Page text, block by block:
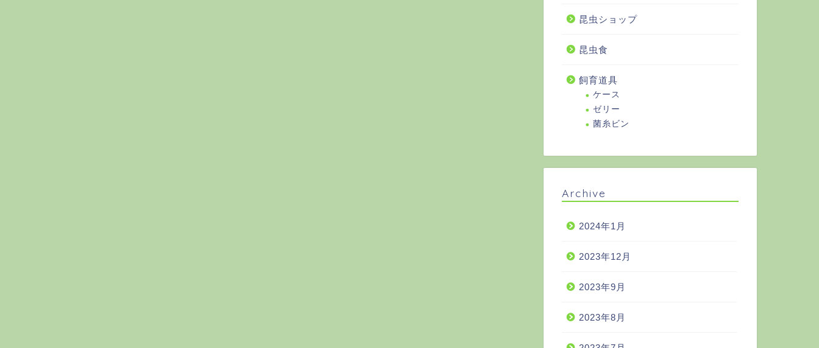
昆虫ショップ
昆虫食
飼育道具
ケース
ゼリー
菌糸ビン
Archive
2024年1月
2023年12月
2023年9月
2023年8月